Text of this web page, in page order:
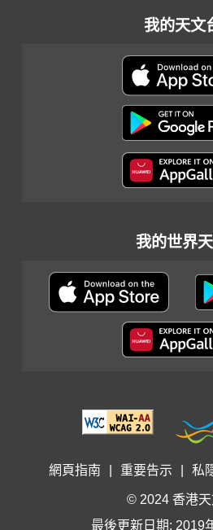
我的天文
我的世界
網頁指南 重要告示 私
© 2024 香港天
最後更新日期: 2019